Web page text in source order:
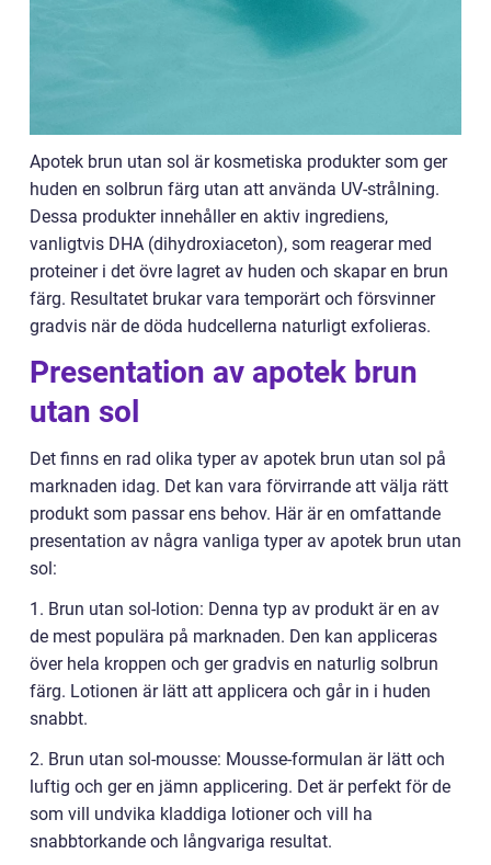
Apotek brun utan sol är kosmetiska produkter som ger
huden en solbrun färg utan att använda UV-strålning.
Dessa produkter innehåller en aktiv ingrediens,
vanligtvis DHA (dihydroxiaceton), som reagerar med
proteiner i det övre lagret av huden och skapar en brun
färg. Resultatet brukar vara temporärt och försvinner
gradvis när de döda hudcellerna naturligt exfolieras.
Presentation av apotek brun
utan sol
Det finns en rad olika typer av apotek brun utan sol på
marknaden idag. Det kan vara förvirrande att välja rätt
produkt som passar ens behov. Här är en omfattande
presentation av några vanliga typer av apotek brun utan
sol:
1. Brun utan sol-lotion: Denna typ av produkt är en av
de mest populära på marknaden. Den kan appliceras
över hela kroppen och ger gradvis en naturlig solbrun
färg. Lotionen är lätt att applicera och går in i huden
snabbt.
2. Brun utan sol-mousse: Mousse-formulan är lätt och
luftig och ger en jämn applicering. Det är perfekt för de
som vill undvika kladdiga lotioner och vill ha
snabbtorkande och långvariga resultat.